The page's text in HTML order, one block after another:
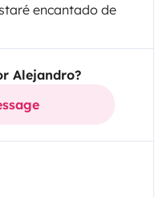
encantado de
Alejandro?